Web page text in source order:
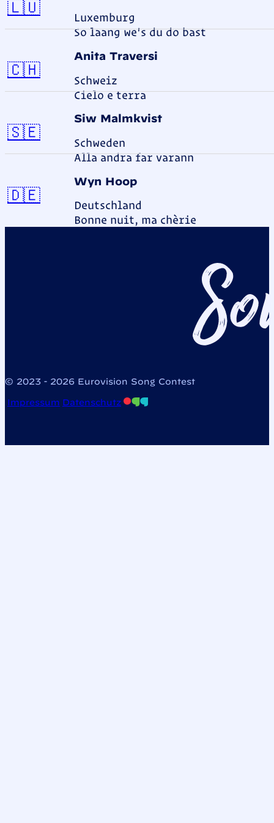
Luxemburg
So laang we's du do bast
🇱🇺Luxemburg
Anita Traversi
Schweiz
Cielo e terra
🇨🇭Schweiz
Siw Malmkvist
Schweden
Alla andra far varann
🇸🇪Schweden
Wyn Hoop
Deutschland
Bonne nuit, ma chèrie
🇩🇪Deutschland
© 2023 - 2026 Eurovision Song Contest
Impressum Datenschutz